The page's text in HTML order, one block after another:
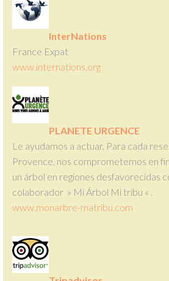
InterNations
France Expat
www.internations.org
PLANETE URGENCE
Le ayudamos a actuar. Para cada
Provence, nos comprometemos en
un árbol en regiones desfavorecidas
colaborador » Mi Árbol Mi tribu « .
www.monarbre-matribu.com